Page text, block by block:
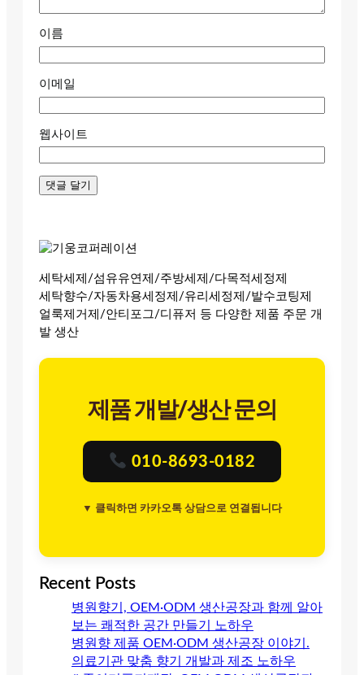
이름
이메일
웹사이트
세탁세제/섬유유연제/주방세제/다목적세정제
세탁향수/자동차용세정제/유리세정제/발수코팅제
얼룩제거제/안티포그/디퓨저 등 다양한 제품 주문 개
발 생산
제품 개발/생산 문의
010-8693-0182
▼ 클릭하면 카카오톡 상담으로 연결됩니다
Recent Posts
병원향기, OEM·ODM 생산공장과 함께 알아
보는 쾌적한 공간 만들기 노하우
병원향 제품 OEM·ODM 생산공장 이야기.
의료기관 맞춤 향기 개발과 제조 노하우